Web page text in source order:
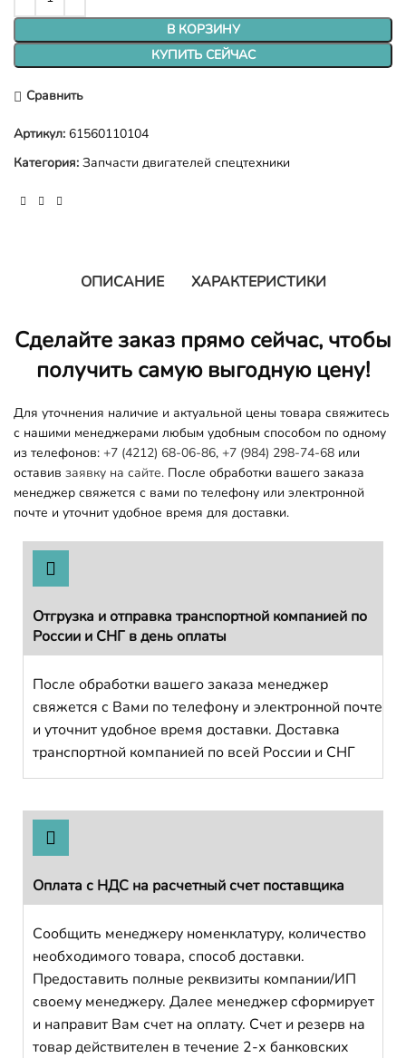
В КОРЗИНУ
КУПИТЬ СЕЙЧАС
Сравнить
Артикул: 61560110104
Категория: Запчасти двигателей спецтехники
ОПИСАНИЕ ХАРАКТЕРИСТИКИ
Сделайте заказ прямо сейчас, чтобы
получить самую выгодную цену!
Для уточнения наличие и актуальной цены товара свяжитесь
с нашими менеджерами любым удобным способом по одному
из телефонов: +7 (4212) 68-06-86, +7 (984) 298-74-68 или
оставив заявку на сайте. После обработки вашего заказа
менеджер свяжется с вами по телефону или электронной
почте и уточнит удобное время для доставки.
Отгрузка и отправка транспортной компанией по
России и СНГ в день оплаты
После обработки вашего заказа менеджер
свяжется с Вами по телефону и электронной почте
и уточнит удобное время доставки. Доставка
транспортной компанией по всей России и СНГ
Оплата с НДС на расчетный счет поставщика
Сообщить менеджеру номенклатуру, количество
необходимого товара, способ доставки.
Предоставить полные реквизиты компании/ИП
своему менеджеру. Далее менеджер сформирует
и направит Вам счет на оплату. Счет и резерв на
товар действителен в течение 2-х банковских